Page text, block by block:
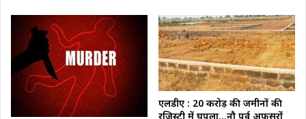
एलडीए : 20 करोड़ की जमीनों की